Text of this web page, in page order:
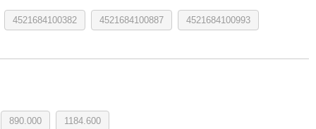
4521684100382 4521684100887 4521684100993
890.000 1184.600